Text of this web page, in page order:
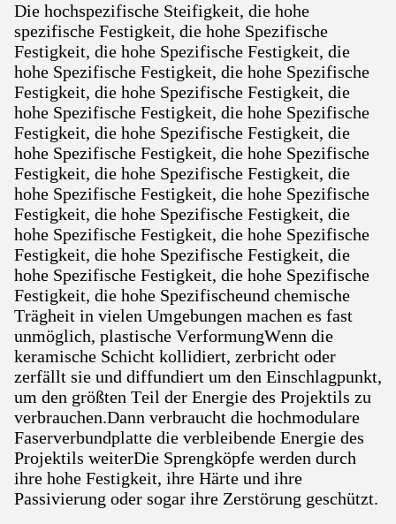
Die hochspezifische Steifigkeit, die hohe
spezifische Festigkeit, die hohe Spezifische
Festigkeit, die hohe Spezifische Festigkeit, die
hohe Spezifische Festigkeit, die hohe Spezifische
Festigkeit, die hohe Spezifische Festigkeit, die
hohe Spezifische Festigkeit, die hohe Spezifische
Festigkeit, die hohe Spezifische Festigkeit, die
hohe Spezifische Festigkeit, die hohe Spezifische
Festigkeit, die hohe Spezifische Festigkeit, die
hohe Spezifische Festigkeit, die hohe Spezifische
Festigkeit, die hohe Spezifische Festigkeit, die
hohe Spezifische Festigkeit, die hohe Spezifische
Festigkeit, die hohe Spezifische Festigkeit, die
hohe Spezifische Festigkeit, die hohe Spezifische
Festigkeit, die hohe Spezifischeund chemische
Trägheit in vielen Umgebungen machen es fast
unmöglich, plastische VerformungWenn die
keramische Schicht kollidiert, zerbricht oder
zerfällt sie und diffundiert um den Einschlagpunkt,
um den größten Teil der Energie des Projektils zu
verbrauchen.Dann verbraucht die hochmodulare
Faserverbundplatte die verbleibende Energie des
Projektils weiterDie Sprengköpfe werden durch
ihre hohe Festigkeit, ihre Härte und ihre
Passivierung oder sogar ihre Zerstörung geschützt.